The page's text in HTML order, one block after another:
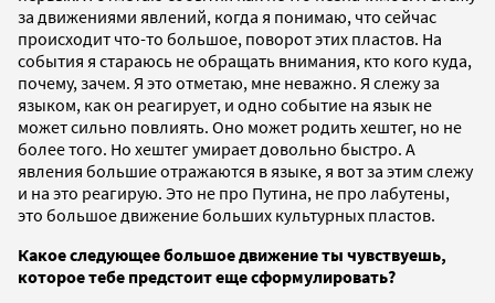
за движениями явлений, когда я понимаю, что сейчас
происходит что-то большое, поворот этих пластов. На
события я стараюсь не обращать внимания, кто кого куда,
почему, зачем. Я это отметаю, мне неважно. Я слежу за
языком, как он реагирует, и одно событие на язык не
может сильно повлиять. Оно может родить хештег, но не
более того. Но хештег умирает довольно быстро. А
явления большие отражаются в языке, я вот за этим слежу
и на это реагирую. Это не про Путина, не про лабутены,
это большое движение больших культурных пластов.
Какое следующее большое движение ты чувствуешь,
которое тебе предстоит еще сформулировать?